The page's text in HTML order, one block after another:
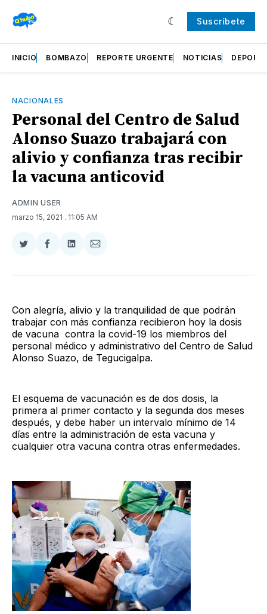
Suscríbete
INICIO BOMBAZO REPORTE URGENTE NOTICIAS
NACIONALES
Personal del Centro de Salud
Alonso Suazo trabajará con
alivio y confianza tras recibir
la vacuna anticovid
ADMIN USER
marzo 15, 2021 . 11:05 AM
Compartir
Twitter
Compartir
Facebook
Compartir
LinkedIn
Compartir
Email
Con alegría, alivio y la tranquilidad de que podrán
trabajar con más confianza recibieron hoy la dosis
de vacuna contra la covid-19 los miembros del
personal médico y administrativo del Centro de Salud
Alonso Suazo, de Tegucigalpa.
El esquema de vacunación es de dos dosis, la
primera al primer contacto y la segunda dos meses
después, y debe haber un intervalo mínimo de 14
días entre la administración de esta vacuna y
cualquier otra vacuna contra otras enfermedades.